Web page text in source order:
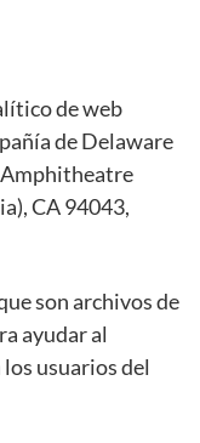
de web
de Delaware
Amphitheatre
CA 94043,
son archivos de
ayudar al
usuarios del